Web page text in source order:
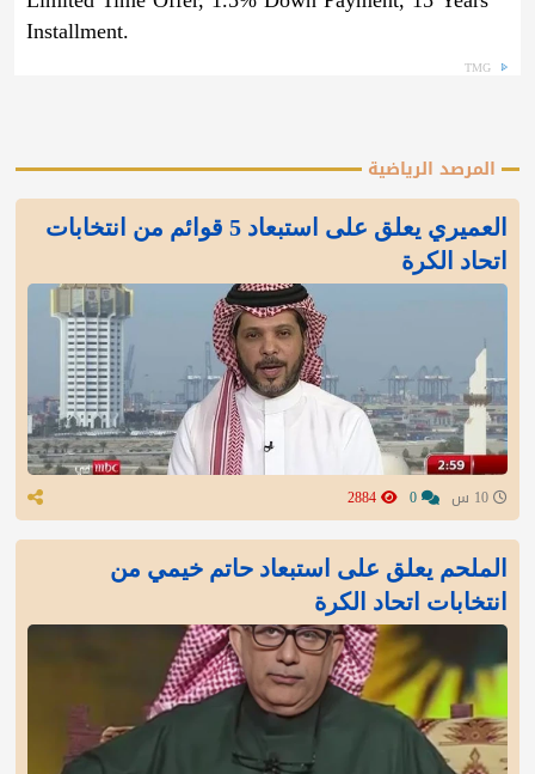
Installment.
TMG
المرصد الرياضية
العميري يعلق على استبعاد 5 قوائم من انتخابات
اتحاد الكرة
الملحم يعلق على استبعاد حاتم خيمي من
انتخابات اتحاد الكرة